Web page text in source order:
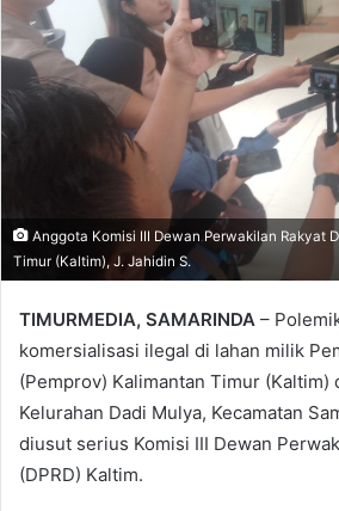
Anggota Komisi III Dewan Perwakilan Rakyat
Timur (Kaltim), J. Jahidin S.
TIMURMEDIA, SAMARINDA –
komersialisasi ilegal di lahan milik
(Pemprov) Kalimantan Timur (Kaltim)
Kelurahan Dadi Mulya, Kecamatan
diusut serius Komisi III Dewan
(DPRD) Kaltim.